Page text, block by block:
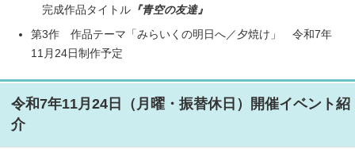
完成作品タイトル 『青空の友達』
第3作 作品テーマ「みらいくの明日へ／夕焼け」 令和7年
11月24日制作予定
令和7年11月24日（月曜・振替休日）開催イベント紹
介